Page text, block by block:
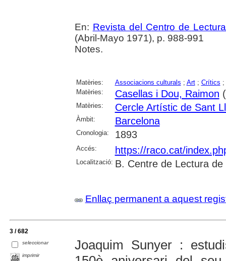
En: Revista del Centro de
(Abril-Mayo 1971), p. 988-991
Notes.
Matèries: Associacions culturals ; Art; Crítics ;
Matèries:
Casellas i Dou, Raimon
Matèries: Cercle Artístic de Sant
Àmbit: Barcelona
Cronologia: 1893
Accés: https://raco.cat/
Localització: B. Centre de Lectura de
Enllaç permanent a aquest
3 / 682
seleccionar
imprimir
Joaquim Sunyer :